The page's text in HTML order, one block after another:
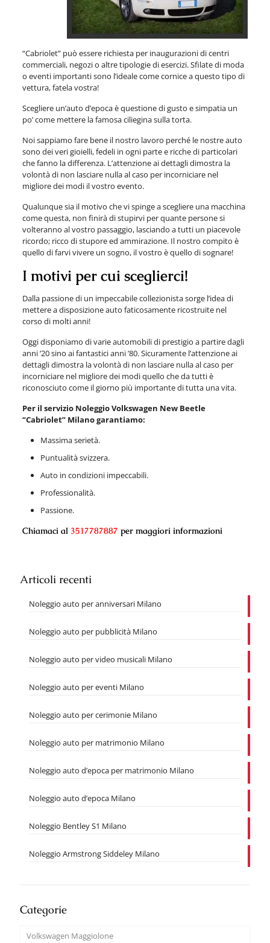
“Cabriolet” può essere richiesta per inaugurazioni di centri
commerciali, negozi o altre tipologie di esercizi. Sfilate di moda
o eventi importanti sono l’ideale come cornice a questo tipo di
vettura, fatela vostra!
Scegliere un’auto d’epoca è questione di gusto e simpatia un
po’ come mettere la famosa ciliegina sulla torta.
Noi sappiamo fare bene il nostro lavoro perché le nostre auto
sono dei veri gioielli, fedeli in ogni parte e ricche di particolari
che fanno la differenza. L’attenzione ai dettagli dimostra la
volontà di non lasciare nulla al caso per incorniciare nel
migliore dei modi il vostro evento.
Qualunque sia il motivo che vi spinge a scegliere una macchina
come questa, non finirà di stupirvi per quante persone si
volteranno al vostro passaggio, lasciando a tutti un piacevole
ricordo; ricco di stupore ed ammirazione. Il nostro compito è
quello di farvi vivere un sogno, il vostro è quello di sognare!
I motivi per cui sceglierci!
Dalla passione di un impeccabile collezionista sorge l’idea di
mettere a disposizione auto faticosamente ricostruite nel
corso di molti anni!
Oggi disponiamo di varie automobili di prestigio a partire dagli
anni ’20 sino ai fantastici anni ’80. Sicuramente l’attenzione ai
dettagli dimostra la volontà di non lasciare nulla al caso per
incorniciare nel migliore dei modi quello che da tutti è
riconosciuto come il giorno più importante di tutta una vita.
Per il servizio Noleggio Volkswagen New Beetle
“Cabriolet” Milano garantiamo:
Massima serietà.
Puntualità svizzera.
Auto in condizioni impeccabili.
Professionalità.
Passione.
Chiamaci al 3517787887 per maggiori informazioni
Articoli recenti
Noleggio auto per anniversari Milano
Noleggio auto per pubblicità Milano
Noleggio auto per video musicali Milano
Noleggio auto per eventi Milano
Noleggio auto per cerimonie Milano
Noleggio auto per matrimonio Milano
Noleggio auto d’epoca per matrimonio Milano
Noleggio auto d’epoca Milano
Noleggio Bentley S1 Milano
Noleggio Armstrong Siddeley Milano
Categorie
Volkswagen Maggiolone